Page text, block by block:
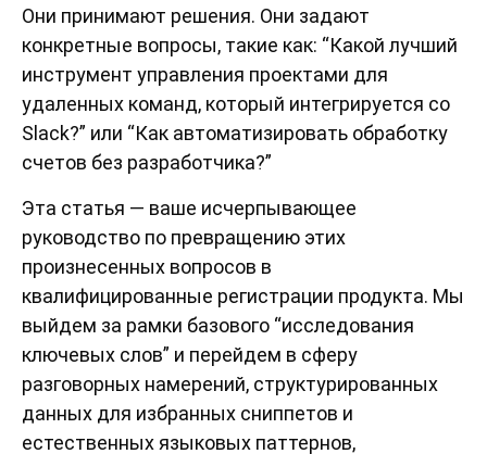
Они принимают решения. Они задают
конкретные вопросы, такие как: “Какой лучший
инструмент управления проектами для
удаленных команд, который интегрируется со
Slack?” или “Как автоматизировать обработку
счетов без разработчика?”
Эта статья — ваше исчерпывающее
руководство по превращению этих
произнесенных вопросов в
квалифицированные регистрации продукта. Мы
выйдем за рамки базового “исследования
ключевых слов” и перейдем в сферу
разговорных намерений, структурированных
данных для избранных сниппетов и
естественных языковых паттернов,